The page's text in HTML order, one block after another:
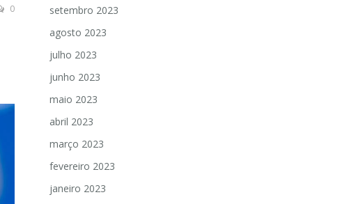
0
setembro 2023
agosto 2023
julho 2023
junho 2023
maio 2023
abril 2023
março 2023
fevereiro 2023
janeiro 2023